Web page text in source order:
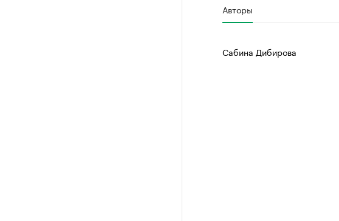
Авторы
Сабина Дибирова